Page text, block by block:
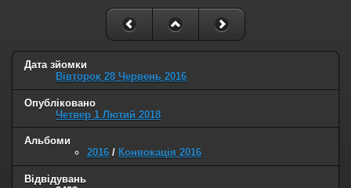
Дата зйомки
Вівторок 28 Червень 2016
Опубліковано
Четвер 1 Лютий 2018
Альбоми
2016 / Конвокація 2016
Відвідувань